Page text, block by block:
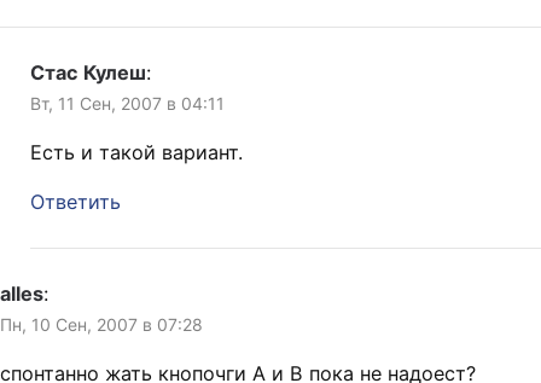
Стас Кулеш:
Вт, 11 Сен, 2007 в 04:11
Есть и такой вариант.
Ответить
alles:
Пн, 10 Сен, 2007 в 07:28
спонтанно жать кнопочги А и В пока не надоест?